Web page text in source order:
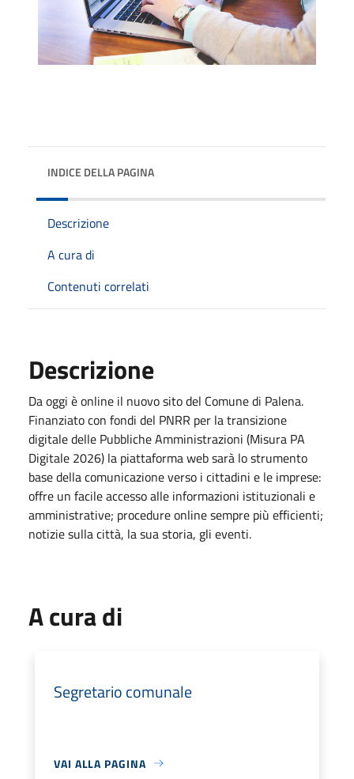
INDICE DELLA PAGINA
Descrizione
A cura di
Contenuti correlati
Descrizione
Da oggi è online il nuovo sito del Comune di Palena.
Finanziato con fondi del PNRR per la transizione
digitale delle Pubbliche Amministrazioni (Misura PA
Digitale 2026) la piattaforma web sarà lo strumento
base della comunicazione verso i cittadini e le imprese:
offre un facile accesso alle informazioni istituzionali e
amministrative; procedure online sempre più efficienti;
notizie sulla città, la sua storia, gli eventi.
A cura di
Segretario comunale
VAI ALLA PAGINA